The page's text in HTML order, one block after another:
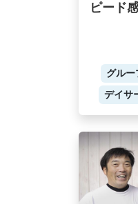
ピード
グルー
デイサ